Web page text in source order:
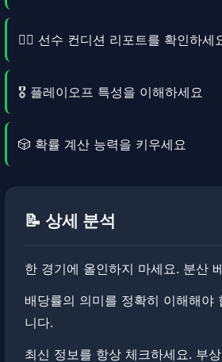
🏃‍♂️ 선수 컨디션 리포트를 확인하세
🎖️ 플레이오프 특성을 이해하세요
🎲 확률 계산 능력을 키우세요
📝 상세 분석
한 경기에 올인하지 마세요. 분산
배당률의 의미를 정확히 이해해
니다.
최신 정보를 항상 체크하세요. ​​부